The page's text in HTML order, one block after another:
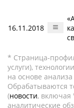
16.11.2018
* Страница-
услуги),
на основе
Обрабатываются
(новости, включая
аналитические